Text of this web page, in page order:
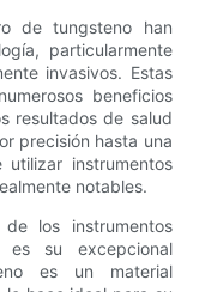
de tungsteno han
particularmente
invasivos. Estas
beneficios
resultados de salud
precisión hasta una
instrumentos
notables.
los instrumentos
su excepcional
es un material